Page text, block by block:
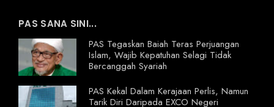
PAS SANA SINI...
PAS Tegaskan Baiah Teras Perjuangan
Islam, Wajib Kepatuhan Selagi Tidak
Bercanggah Syariah
PAS Kekal Dalam Kerajaan Perlis, Namun
Tarik Diri Daripada EXCO Negeri